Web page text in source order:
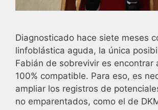
Diagnosticado hace siete meses
linfoblástica aguda, la única
Fabián de sobrevivir es encontrar
100% compatible. Para eso, es
ampliar los registros de
no emparentados, como el de